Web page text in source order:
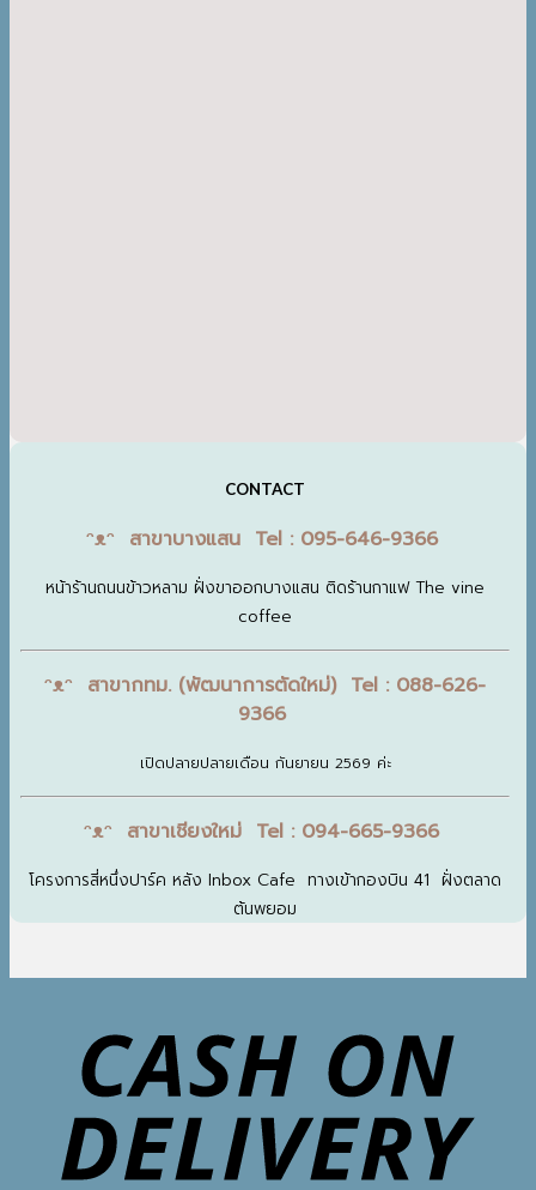
CONTACT
ᵔᴥᵔ สาขาบางแสน Tel : 095-646-9366
หน้าร้านถนนข้าวหลาม ฝั่งขาออกบางแสน ติดร้านกาแฟ The vine
coffee
ᵔᴥᵔ สาขากทม. (พัฒนาการตัดใหม่) Tel : 088-626-
9366
เปิดปลายปลายเดือน กันยายน 2569 ค่ะ
ᵔᴥᵔ สาขาเชียงใหม่ Tel : 094-665-9366
โครงการสี่หนึ่งปาร์ค หลัง Inbox Cafe ทางเข้ากองบิน 41 ฝั่งตลาด
ต้นพยอม